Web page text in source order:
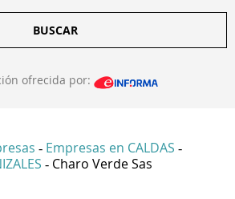
BUSCAR
ofrecida por:
- Empresas en CALDAS -
- Charo Verde Sas